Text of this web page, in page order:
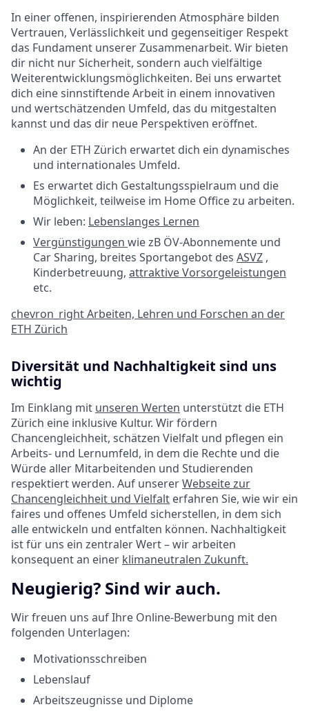
In einer offenen, inspirierenden Atmosphäre bilden
Vertrauen, Verlässlichkeit und gegenseitiger Respekt
das Fundament unserer Zusammenarbeit. Wir bieten
dir nicht nur Sicherheit, sondern auch vielfältige
Weiterentwicklungsmöglichkeiten. Bei uns erwartet
dich eine sinnstiftende Arbeit in einem innovativen
und wertschätzenden Umfeld, das du mitgestalten
kannst und das dir neue Perspektiven eröffnet.
An der ETH Zürich erwartet dich ein dynamisches
und internationales Umfeld.
Es erwartet dich Gestaltungsspielraum und die
Möglichkeit, teilweise im Home Office zu arbeiten.
Wir leben: Lebenslanges Lernen
Vergünstigungen wie zB ÖV-Abonnemente und
Car Sharing, breites Sportangebot des ASVZ ,
Kinderbetreuung, attraktive Vorsorgeleistungen
etc.
chevron_rightArbeiten, Lehren und Forschen an der
ETH Zürich
Diversität und Nachhaltigkeit sind uns
wichtig
Im Einklang mit unseren Werten unterstützt die ETH
Zürich eine inklusive Kultur. Wir fördern
Chancengleichheit, schätzen Vielfalt und pflegen ein
Arbeits- und Lernumfeld, in dem die Rechte und die
Würde aller Mitarbeitenden und Studierenden
respektiert werden. Auf unsererWebseite zur
Chancengleichheit und Vielfalt erfahren Sie, wie wir ein
faires und offenes Umfeld sicherstellen, in dem sich
alle entwickeln und entfalten können. Nachhaltigkeit
ist für uns ein zentraler Wert – wir arbeiten
konsequent an einer klimaneutralen Zukunft.
Neugierig? Sind wir auch.
Wir freuen uns auf Ihre Online-Bewerbung mit den
folgenden Unterlagen:
Motivationsschreiben
Lebenslauf
Arbeitszeugnisse und Diplome